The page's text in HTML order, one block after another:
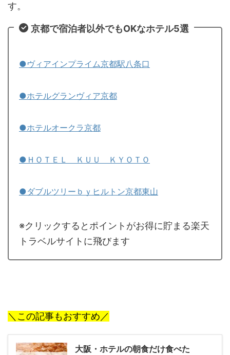
す。
京都で宿泊者以外でもOKなホテル5選
●ヴィアインプライム京都駅八条口
●ホテルグランヴィア京都
●ホテルオークラ京都
●ＨＯＴＥＬ ＫＵＵ ＫＹＯＴＯ
●ダブルツリーｂｙヒルトン京都東山
※クリックするとポイントがお得に貯まる楽天
トラベルサイトに飛びます
＼この記事もおすすめ／
大阪・ホテルの朝食だけ食べた